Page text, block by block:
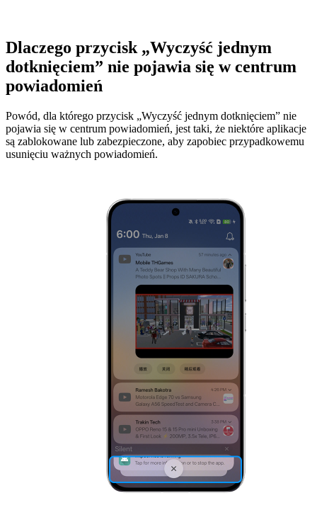
Dlaczego przycisk „Wyczyść jednym
dotknięciem” nie pojawia się w centrum
powiadomień
Powód, dla którego przycisk „Wyczyść jednym dotknięciem” nie
pojawia się w centrum powiadomień, jest taki, że niektóre aplikacje
są zablokowane lub zabezpieczone, aby zapobiec przypadkowemu
usunięciu ważnych powiadomień.